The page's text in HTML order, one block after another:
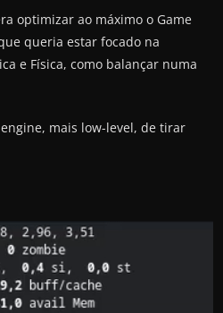
optimizar ao máximo o Game
queria estar focado na
e Física, como balançar numa
mais low-level, de tirar